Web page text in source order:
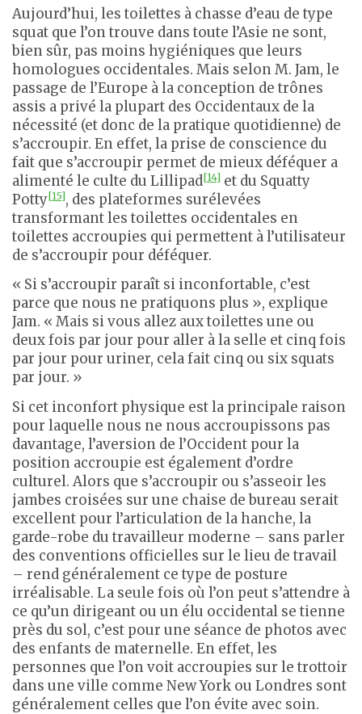
Aujourd’hui, les toilettes à chasse d’eau de type
squat que l’on trouve dans toute l’Asie ne sont,
bien sûr, pas moins hygiéniques que leurs
homologues occidentales. Mais selon M. Jam, le
passage de l’Europe à la conception de trônes
assis a privé la plupart des Occidentaux de la
nécessité (et donc de la pratique quotidienne) de
s’accroupir. En effet, la prise de conscience du
fait que s’accroupir permet de mieux déféquer a
alimenté le culte du Lillipad[14] et du Squatty
Potty[15], des plateformes surélevées
transformant les toilettes occidentales en
toilettes accroupies qui permettent à l’utilisateur
de s’accroupir pour déféquer.
« Si s’accroupir paraît si inconfortable, c’est
parce que nous ne pratiquons plus », explique
Jam. « Mais si vous allez aux toilettes une ou
deux fois par jour pour aller à la selle et cinq fois
par jour pour uriner, cela fait cinq ou six squats
par jour. »
Si cet inconfort physique est la principale raison
pour laquelle nous ne nous accroupissons pas
davantage, l’aversion de l’Occident pour la
position accroupie est également d’ordre
culturel. Alors que s’accroupir ou s’asseoir les
jambes croisées sur une chaise de bureau serait
excellent pour l’articulation de la hanche, la
garde-robe du travailleur moderne – sans parler
des conventions officielles sur le lieu de travail
– rend généralement ce type de posture
irréalisable. La seule fois où l’on peut s’attendre à
ce qu’un dirigeant ou un élu occidental se tienne
près du sol, c’est pour une séance de photos avec
des enfants de maternelle. En effet, les
personnes que l’on voit accroupies sur le trottoir
dans une ville comme New York ou Londres sont
généralement celles que l’on évite avec soin.